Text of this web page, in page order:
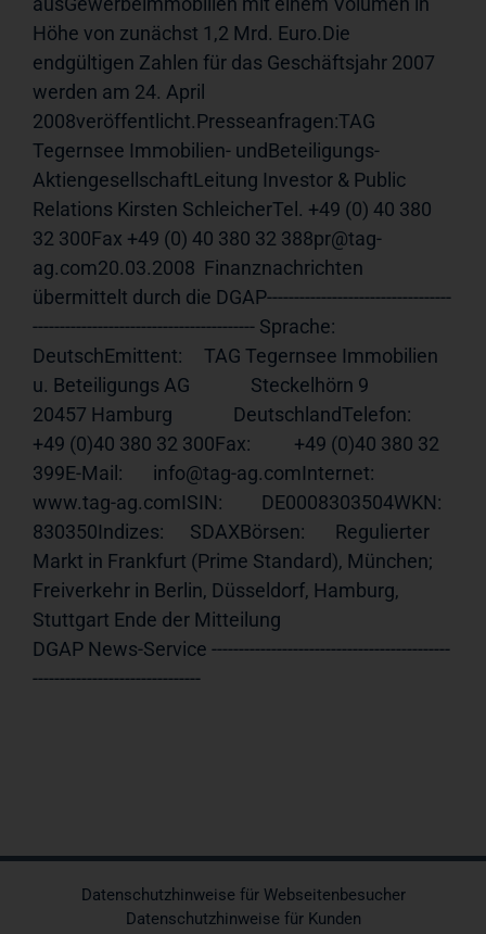
Höhe von zunächst 1,2 Mrd. Euro.Die
endgültigen Zahlen für das Geschäftsjahr 2007
werden am 24. April
2008veröffentlicht.Presseanfragen:TAG
Tegernsee Immobilien- undBeteiligungs-
AktiengesellschaftLeitung Investor & Public
Relations Kirsten SchleicherTel. +49 (0) 40 380
32 300Fax +49 (0) 40 380 32 388pr@tag-
ag.com20.03.2008  Finanznachrichten
übermittelt durch die DGAP----------------------------------
----------------------------------------- Sprache:
DeutschEmittent:     TAG Tegernsee Immobilien
u. Beteiligungs AG              Steckelhörn 9
20457 Hamburg              DeutschlandTelefon:
+49 (0)40 380 32 300Fax:          +49 (0)40 380 32
399E-Mail:       info@tag-ag.comInternet:
www.tag-ag.comISIN:         DE0008303504WKN:
830350Indizes:      SDAXBörsen:       Regulierter
Markt in Frankfurt (Prime Standard), München;
Freiverkehr in Berlin, Düsseldorf, Hamburg,
Stuttgart Ende der Mitteilung
DGAP News-Service --------------------------------------------
-------------------------------
Datenschutzhinweise für Webseitenbesucher
Datenschutzhinweise für Kunden